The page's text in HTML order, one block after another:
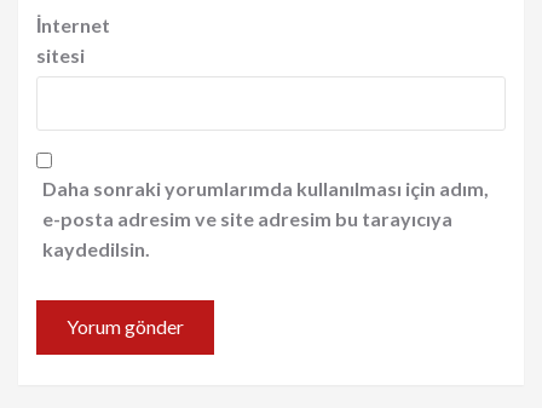
İnternet
sitesi
Daha sonraki yorumlarımda kullanılması için adım,
e-posta adresim ve site adresim bu tarayıcıya
kaydedilsin.